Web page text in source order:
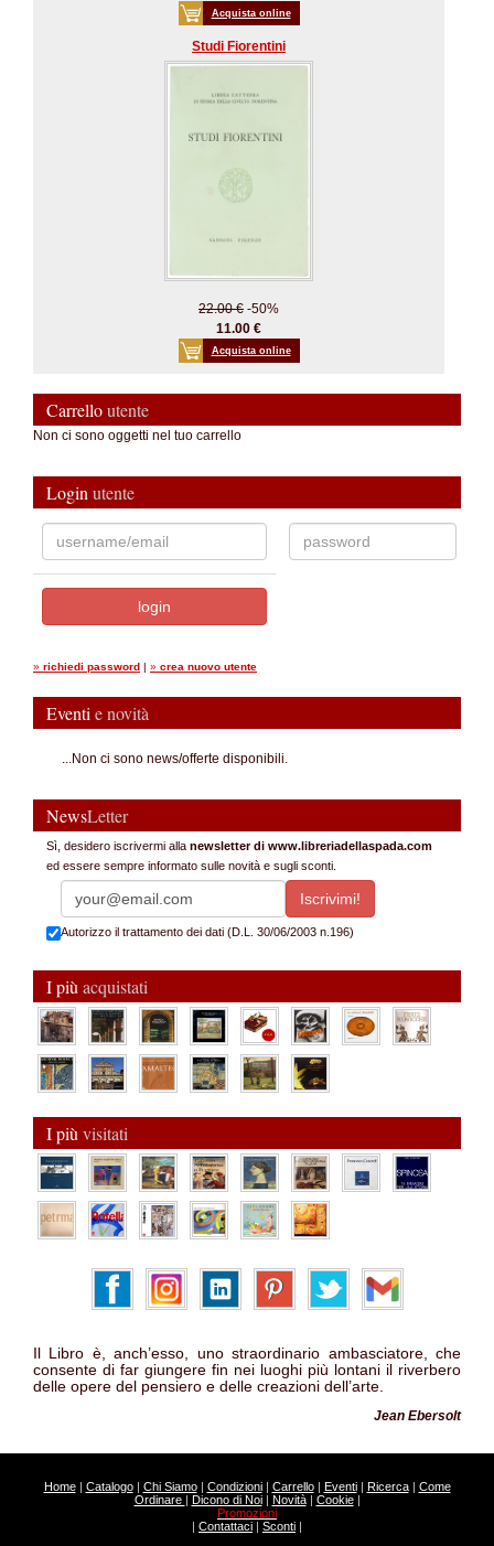
Acquista online
Studi Fiorentini
22.00 € -50%
11.00 €
Acquista online
Carrelloutente
Non ci sono oggetti nel tuo carrello
Login utente
» richiedi password | » crea nuovo utente
Eventi e novità
...Non ci sono news/offerte disponibili.
NewsLetter
Sì, desidero iscrivermi alla newsletter di www.libreriadellaspada.com
ed essere sempre informato sulle novità e sugli sconti.
Autorizzo il trattamento dei dati (D.L. 30/06/2003 n.196)
I più acquistati
I più visitati
Il Libro è, anch’esso, uno straordinario ambasciatore, che
consente di far giungere fin nei luoghi più lontani il riverbero
delle opere del pensiero e delle creazioni dell’arte.
Jean Ebersolt
Home| Catalogo| Chi Siamo| Condizioni| Carrello| Eventi| Ricerca| Come
Ordinare | Dicono di Noi| Novità| Cookie|
Promozioni
| Contattaci | Sconti |